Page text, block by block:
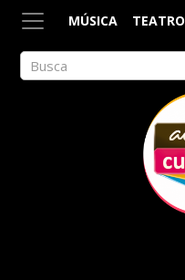
MÚSICA TEATRO